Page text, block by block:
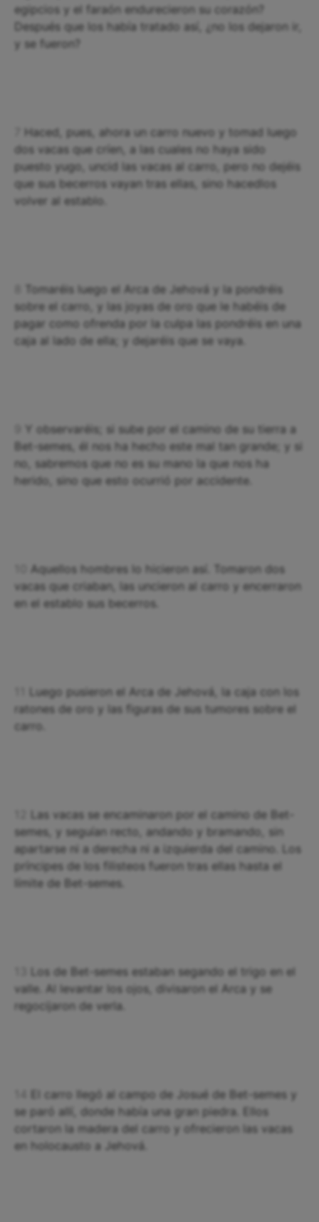
egipcios y el faraón endurecieron su corazón?
Después que los había tratado así, ¿no los dejaron ir,
y se fueron?
Haced, pues, ahora un carro nuevo y tomad luego
dos vacas que críen, a las cuales no haya sido
puesto yugo, uncid las vacas al carro, pero no dejéis
que sus becerros vayan tras ellas, sino hacedlos
volver al establo.
Tomaréis luego el Arca de Jehová y la pondréis
sobre el carro, y las joyas de oro que le habéis de
pagar como ofrenda por la culpa las pondréis en una
caja al lado de ella; y dejaréis que se vaya.
Y observaréis; si sube por el camino de su tierra a
Bet-semes, él nos ha hecho este mal tan grande; y si
no, sabremos que no es su mano la que nos ha
herido, sino que esto ocurrió por accidente.
Aquellos hombres lo hicieron así. Tomaron dos
vacas que criaban, las uncieron al carro y encerraron
en el establo sus becerros.
Luego pusieron el Arca de Jehová, la caja con los
ratones de oro y las figuras de sus tumores sobre el
carro.
Las vacas se encaminaron por el camino de Bet-
semes, y seguían recto, andando y bramando, sin
apartarse ni a derecha ni a izquierda del camino. Los
príncipes de los filisteos fueron tras ellas hasta el
límite de Bet-semes.
Los de Bet-semes estaban segando el trigo en el
valle. Al levantar los ojos, divisaron el Arca y se
regocijaron de verla.
El carro llegó al campo de Josué de Bet-semes y
se paró allí, donde había una gran piedra. Ellos
cortaron la madera del carro y ofrecieron las vacas
en holocausto a Jehová.